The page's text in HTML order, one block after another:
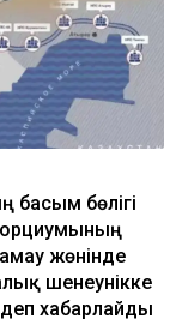
басым бөлігі
жөнінде
шенеунікке
хабарлайды